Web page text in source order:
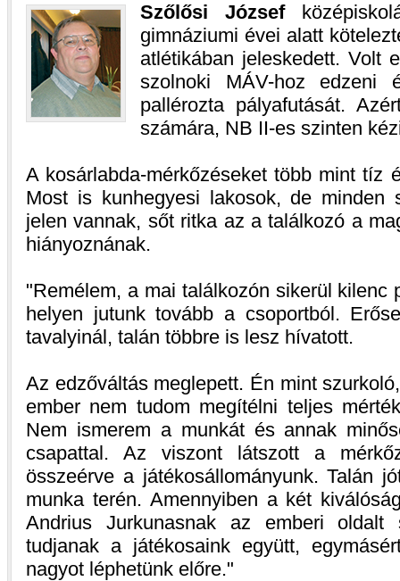
Szőlősi József
gimnáziumi évei alatt
atlétikában jeleskedett. Volt
szolnoki MÁV-hoz
pallérozta pályafutását.
számára, NB II-es szinten
A kosárlabda-mérkőzéseket több mint tíz
Most is kunhegyesi lakosok, de minden
jelen vannak, sőt ritka az a találkozó a
hiányoznának.
Remélem, a mai találkozón sikerül kilenc
helyen jutunk tovább a csoportból.
tavalyinál, talán többre is lesz hívatott.
Az edzőváltás meglepett. Én mint
ember nem tudom megítélni teljes
Nem ismerem a munkát és annak
csapattal. Az viszont látszott a
összeérve a játékosállományunk. Talán
munka terén. Amennyiben a két
Andrius Jurkunasnak az emberi oldalt
tudjanak a játékosaink együtt,
nagyot léphetünk előre.